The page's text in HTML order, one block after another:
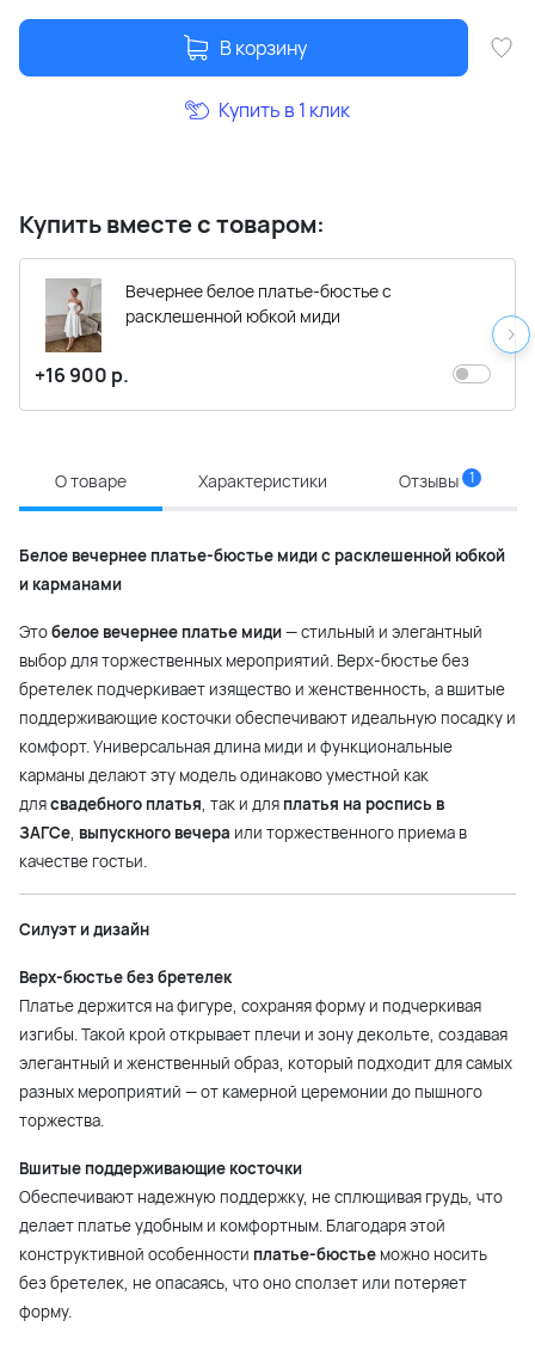
В корзину
Купить в 1 клик
Купить вместе с товаром:
Вечернее белое платье-бюстье с
расклешенной юбкой миди
+16 900 р.
О товаре Характеристики Отзывы 1
Белое вечернее платье-бюстье миди с расклешенной юбкой
и карманами
Этобелое вечернее платье миди— стильный и элегантный
выбор для торжественных мероприятий. Верх-бюстье без
бретелек подчеркивает изящество и женственность, а вшитые
поддерживающие косточки обеспечивают идеальную посадку и
комфорт. Универсальная длина миди и функциональные
карманы делают эту модель одинаково уместной как
длясвадебного платья, так и для платья на роспись в
ЗАГСе, выпускного вечера или торжественного приема в
качестве гостьи.
Силуэт и дизайн
Верх-бюстье без бретелек
Платье держится на фигуре, сохраняя форму и подчеркивая
изгибы. Такой крой открывает плечи и зону декольте, создавая
элегантный и женственный образ, который подходит для самых
разных мероприятий — от камерной церемонии до пышного
торжества.
Вшитые поддерживающие косточки
Обеспечивают надежную поддержку, не сплющивая грудь, что
делает платье удобным и комфортным. Благодаря этой
конструктивной особенности платье-бюстье можно носить
без бретелек, не опасаясь, что оно сползет или потеряет
форму.